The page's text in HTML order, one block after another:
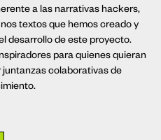
a las narrativas hackers,
textos que hemos creado y
desarrollo de este proyecto.
para quienes quieran
colaborativas de